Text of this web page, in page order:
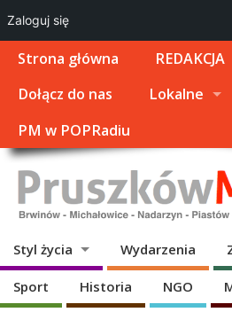
Strona główna REDAKCJA
Dołącz do nas
Lokalne
PM w POPRadiu
Styl życia Wydarzenia
Sport Historia NGO
Zaloguj się